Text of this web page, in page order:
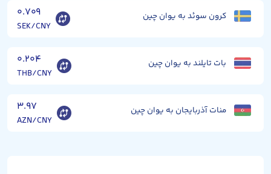
کرون سوئد به یوان چین ۰.۷۰۹
SEK/CNY
بات تایلند به یوان چین ۰.۲۰۴
THB/CNY
منات آذربایجان به یوان چین ۳.۹۷
AZN/CNY